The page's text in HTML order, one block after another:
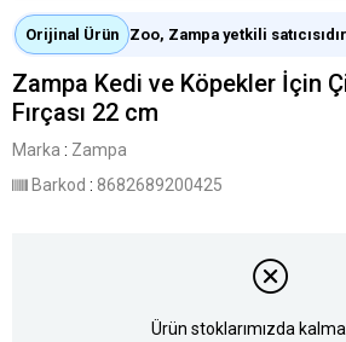
Orijinal Ürün Zoo, Zampa yetkili
Zampa Kedi ve Köpekler İçin
Fırçası 22 cm
Marka : Zampa
Barkod : 8682689200425
Ürün stoklarımızda